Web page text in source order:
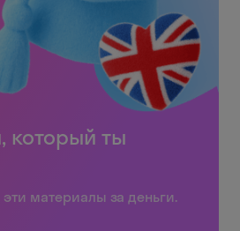
который ты
материалы за деньги.